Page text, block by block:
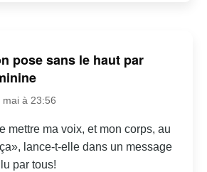
pose sans le haut par
mai à 23:56
mettre ma voix, et mon corps, au
lance-t-elle dans un message
par tous!